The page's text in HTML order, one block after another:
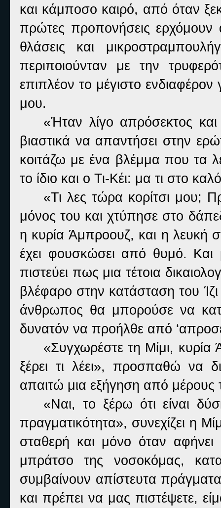
και κάμποσο καιρό, από όταν
πρώτες προπονήσεις
θλάσεις και
περιποιούνταν με την
επιπλέον το μέγιστο
μου.
«Ήταν λίγο απρόσεκτος
βιαστικά να απαντήσει στην
κοιτάζω με ένα βλέμμα που τα
το ίδιο και ο Τι-Κέι: μα τι στο
«Τι λες τώρα κορίτσι μου;
μόνος του και χτύπησε στο
η κυρία Άμπροουζ, και η λευκή
έχει φουσκώσει από θυμό. Και
πιστεύει πως μια τέτοια
βλέφαρο στην κατάσταση του
άνθρωπος θα μπορούσε να
δυνατόν να προήλθε από
«Συγχωρέστε τη Μίμι, κυρία
ξέρει τι λέει», προσπαθώ να
απαιτώ μια εξήγηση από μέρους
«Ναι, το ξέρω ότι είναι
πραγματικότητα», συνεχίζει η
σταθερή και μόνο όταν
μπράτσο της νοσοκόμας,
συμβαίνουν απίστευτα
και πρέπει να μας πιστέψετε,